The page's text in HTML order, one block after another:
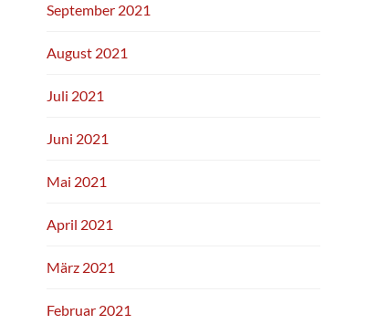
September 2021
August 2021
Juli 2021
Juni 2021
Mai 2021
April 2021
März 2021
Februar 2021